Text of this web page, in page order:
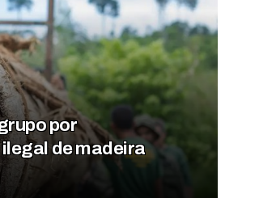
por
de madeira